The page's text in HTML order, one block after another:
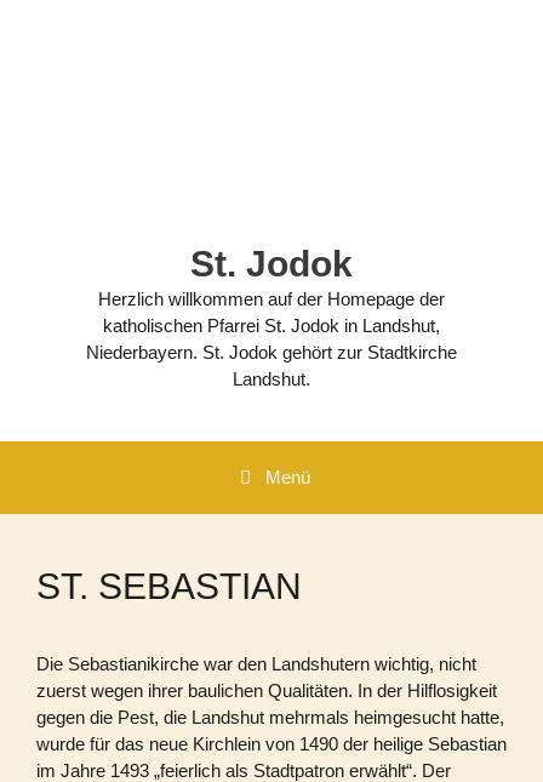
St. Jodok
Herzlich willkommen auf der Homepage der
katholischen Pfarrei St. Jodok in Landshut,
Niederbayern. St. Jodok gehört zur Stadtkirche
Landshut.
Menü
ST. SEBASTIAN
Die Sebastianikirche war den Landshutern wichtig, nicht
zuerst wegen ihrer baulichen Qualitäten. In der Hilflosigkeit
gegen die Pest, die Landshut mehrmals heimgesucht hatte,
wurde für das neue Kirchlein von 1490 der heilige Sebastian
im Jahre 1493 „feierlich als Stadtpatron erwählt“. Der